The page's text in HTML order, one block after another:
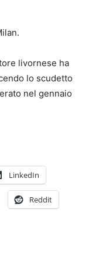
livornese ha
lo scudetto
nel gennaio
LinkedIn
Reddit